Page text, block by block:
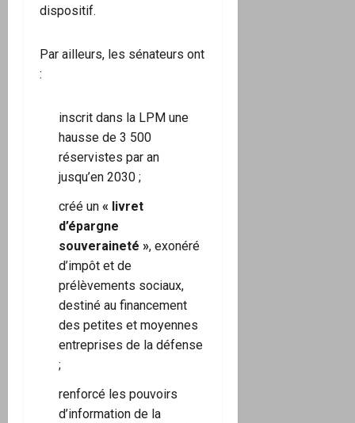
dispositif.
Par ailleurs, les sénateurs ont
:
inscrit dans la LPM une
hausse de 3 500
réservistes par an
jusqu’en 2030 ;
créé un « livret
d’épargne
souveraineté », exonéré
d’impôt et de
prélèvements sociaux,
destiné au financement
des petites et moyennes
entreprises de la défense
;
renforcé les pouvoirs
d’information de la